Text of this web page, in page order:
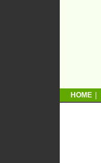
HOME |